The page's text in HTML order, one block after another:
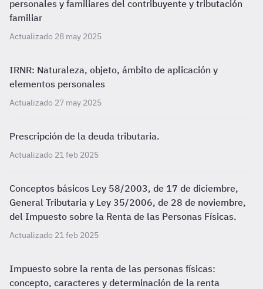
personales y familiares del contribuyente y tributación
familiar
Actualizado 28 may 2025
IRNR: Naturaleza, objeto, ámbito de aplicación y
elementos personales
Actualizado 27 may 2025
Prescripción de la deuda tributaria.
Actualizado 21 feb 2025
Conceptos básicos Ley 58/2003, de 17 de diciembre,
General Tributaria y Ley 35/2006, de 28 de noviembre,
del Impuesto sobre la Renta de las Personas Físicas.
Actualizado 21 feb 2025
Impuesto sobre la renta de las personas físicas:
concepto, caracteres y determinación de la renta